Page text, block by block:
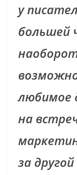
у
большей
любимое
на
за